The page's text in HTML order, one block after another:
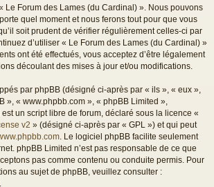
Le Forum des Lames (du Cardinal) ». Nous pouvons
quel moment et nous ferons tout pour que vous
soit prudent de vérifier régulièrement celles-ci par
d’utiliser « Le Forum des Lames (du Cardinal) »
ont été effectués, vous acceptez d’être légalement
découlant des mises à jour et/ou modifications.
par phpBB (désigné ci-après par « ils », « eux »,
», « www.phpbb.com », « phpBB Limited »,
un script libre de forum, déclaré sous la licence «
v2 » (désigné ci-après par « GPL ») et qui peut
. Le logiciel phpBB facilite seulement
phpBB Limited n’est pas responsable de ce que
pas comme contenu ou conduite permis. Pour
au sujet de phpBB, veuillez consulter :
.